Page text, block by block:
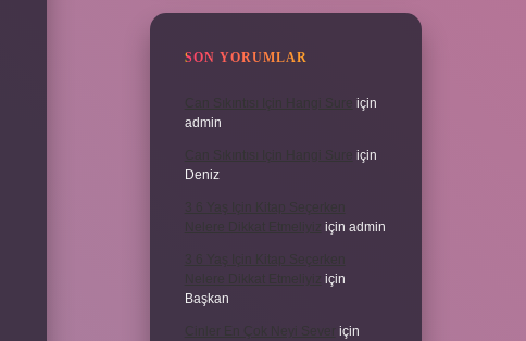
SON YORUMLAR
için
admin
için
Deniz
için admin
için
Başkan
için